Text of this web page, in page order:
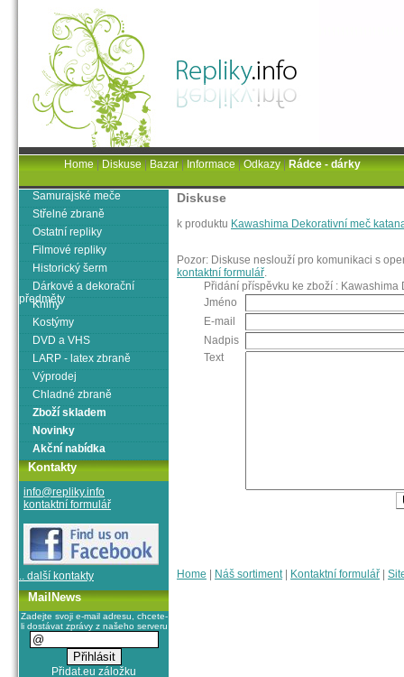
Diskuse
k produktu Kawashima Dekorativní meč
Pozor: Diskuse neslouží pro komunikaci s
kontaktní formulář.
Přidání příspěvku ke zboží :
Jméno
E-mail
Nadpis
Text
Home Náš sortiment| Kontaktní formulář
Samurajské meče
Střelné zbraně
Ostatní repliky
Filmové repliky
Historický šerm
Dárkové a dekorační
předměty
Knihy
Kostýmy
DVD a VHS
LARP - latex zbraně
Výprodej
Chladné zbraně
Zboží skladem
Novinky
Akční nabídka
Kontakty
info@repliky.info
kontaktní formulář
.. další kontakty
MailNews
Zadejte svoji e-mail adresu, chcete-
li dostávat zprávy z našeho serveru
Home|Diskuse|Bazar|Informace|Odkazy|Rádce - dárky